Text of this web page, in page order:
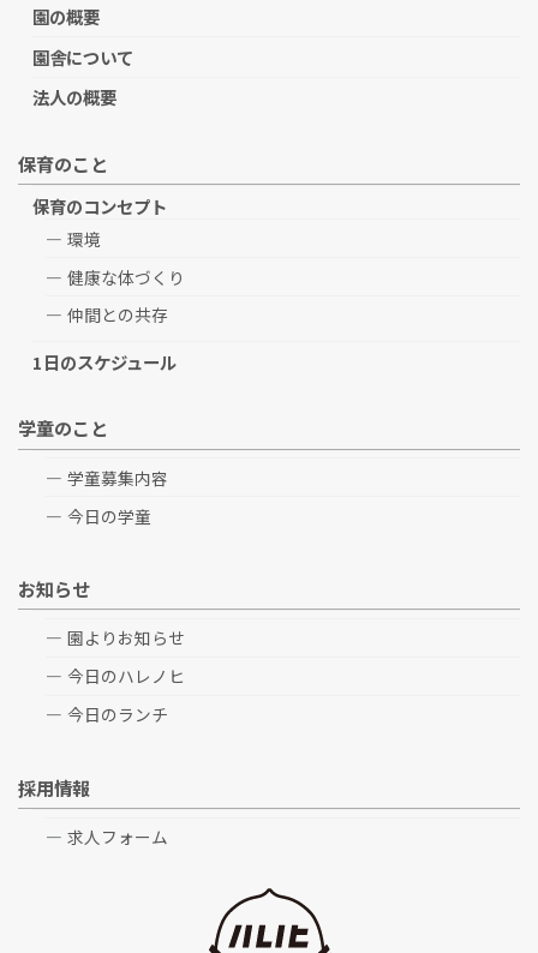
園の概要
園舎について
法人の概要
保育のこと
保育のコンセプト
環境
健康な体づくり
仲間との共存
1日のスケジュール
学童のこと
学童募集内容
今日の学童
お知らせ
園よりお知らせ
今日のハレノヒ
今日のランチ
採用情報
求人フォーム